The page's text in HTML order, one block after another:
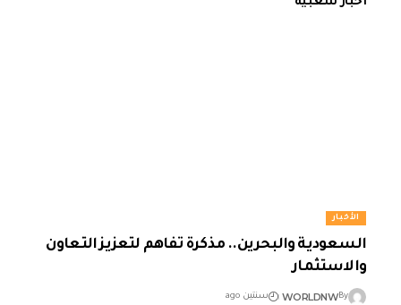
الأخبار
السعودية والبحرين.. مذكرة تفاهم لتعزيز التعاون
والاستثمار
By
WORLDNW سنتين ago